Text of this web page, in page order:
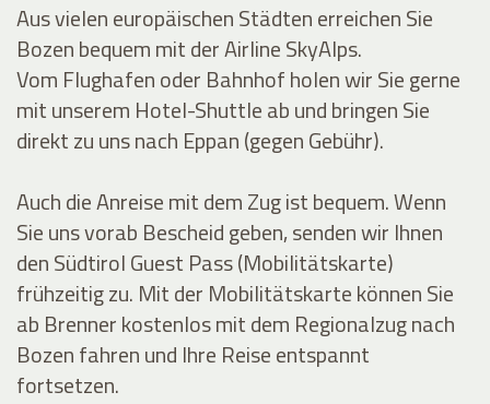
Aus vielen europäischen Städten erreichen Sie
Bozen bequem mit der Airline SkyAlps.
Vom Flughafen oder Bahnhof holen wir Sie gerne
mit unserem Hotel-Shuttle ab und bringen Sie
direkt zu uns nach Eppan (gegen Gebühr).
Auch die Anreise mit dem Zug ist bequem. Wenn
Sie uns vorab Bescheid geben, senden wir Ihnen
den Südtirol Guest Pass (Mobilitätskarte)
frühzeitig zu. Mit der Mobilitätskarte können Sie
ab Brenner kostenlos mit dem Regionalzug nach
Bozen fahren und Ihre Reise entspannt
fortsetzen.